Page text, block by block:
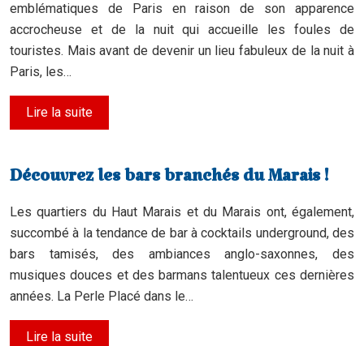
emblématiques de Paris en raison de son apparence
accrocheuse et de la nuit qui accueille les foules de
touristes. Mais avant de devenir un lieu fabuleux de la nuit à
Paris, les…
Lire la suite
Découvrez les bars branchés du Marais !
Les quartiers du Haut Marais et du Marais ont, également,
succombé à la tendance de bar à cocktails underground, des
bars tamisés, des ambiances anglo-saxonnes, des
musiques douces et des barmans talentueux ces dernières
années. La Perle Placé dans le…
Lire la suite